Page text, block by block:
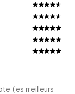
(les meilleurs